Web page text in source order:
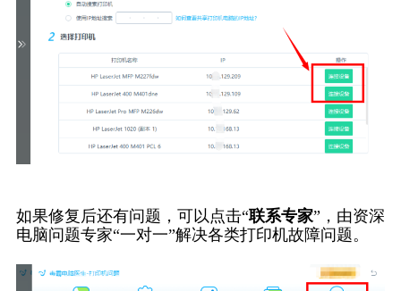
如果修复后还有问题，可以点击“联系专家”，由资深
电脑问题专家“一对一”解决各类打印机故障问题。